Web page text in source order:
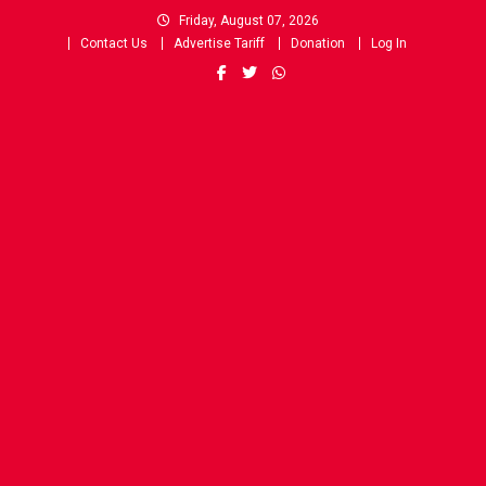
Friday, August 07, 2026
Contact Us
Advertise Tariff Donation Log In